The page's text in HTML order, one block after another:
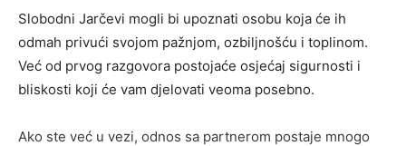
Slobodni Jarčevi mogli bi upoznati osobu koja će ih
odmah privući svojom pažnjom, ozbiljnošću i toplinom.
Već od prvog razgovora postojaće osjećaj sigurnosti i
bliskosti koji će vam djelovati veoma posebno.
Ako ste već u vezi, odnos sa partnerom postaje mnogo